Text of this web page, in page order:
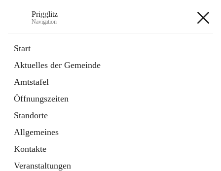
Prigglitz
Navigation
Start
Aktuelles der Gemeinde
Amtstafel
Öffnungszeiten
Standorte
Allgemeines
Kontakte
Veranstaltungen
Externe Webseite
in
Tab
Gemeindezeitung
Ordner
öffnet
in
neuem
Tab